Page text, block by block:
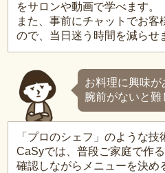
をサロンや動画で学べます。
また、事前にチャットでお客
ので、当日迷う時間を減らせ
お料理に興味
腕前がないと難
「プロのシェフ」のような技
CaSyでは、普段ご家庭で作
確認しながらメニューを決め